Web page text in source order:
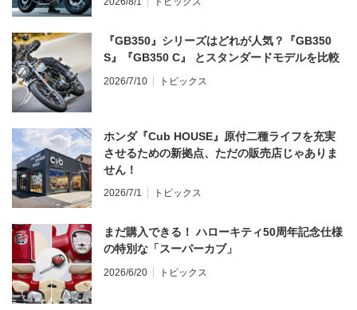
『GB350』シリーズはどれが人気？『GB350
S』『GB350 C』 とスタンダードモデルを比較
2026/7/10 トピックス
ホンダ『Cub HOUSE』原付二種ライフを充実
させるための新拠点、ただの販売店じゃありま
せん！
2026/7/1 トピックス
まだ購入できる！ ハローキティ50周年記念仕様
の特別な「スーパーカブ」
2026/6/20 トピックス